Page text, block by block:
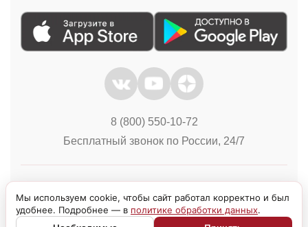
8 (800) 550-10-72
Бесплатный звонок по России, 24/7
Мы используем cookie, чтобы сайт работал корректно и был
удобнее. Подробнее — в политике обработки данных.